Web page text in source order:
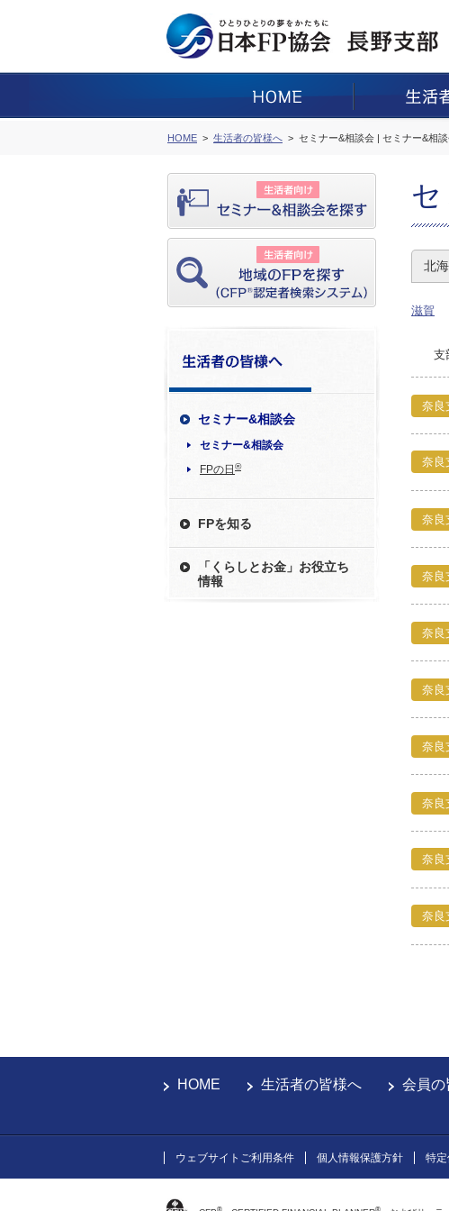
HOME 生活者の皆様へ セミナー&相談会 | セミナー&相
セミナー&相談会
セミナー&相談会
FPの日 ®
FPを知る
「くらしとお金」お役立ち
情報
セ
北
滋賀
支
奈良
奈良
奈良
奈良
奈良
奈良
奈良
奈良
奈良
奈良
HOME 生活者の皆様へ 会員の
ウェブサイトご利用条件 個人情報保護方針 特
® ®